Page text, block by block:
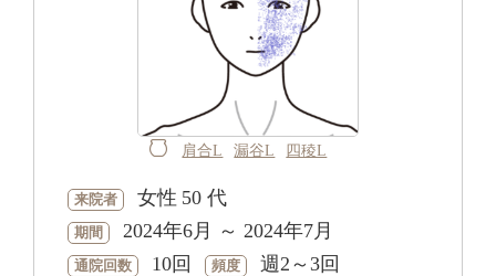
肩合L 漏谷L 四稜L
来院者 女性 50 代
期間 2024年6月 ～ 2024年7月
通院回数 10回 頻度 週2～3回